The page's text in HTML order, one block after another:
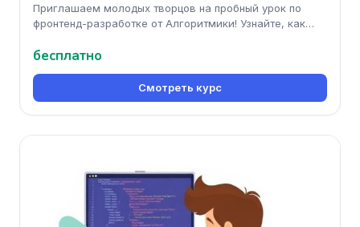
Приглашаем молодых творцов на пробный урок по
фронтенд-разработке от Алгоритмики! Узнайте, как
бесплатно
Смотреть курс